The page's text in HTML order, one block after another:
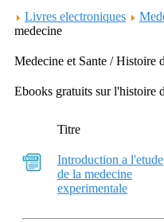
Livres electroniques
medecine
Medecine et Sante / Histoire
Ebooks gratuits sur l'histoire
Titre
Introduction a l'etude
de la medecine
experimentale